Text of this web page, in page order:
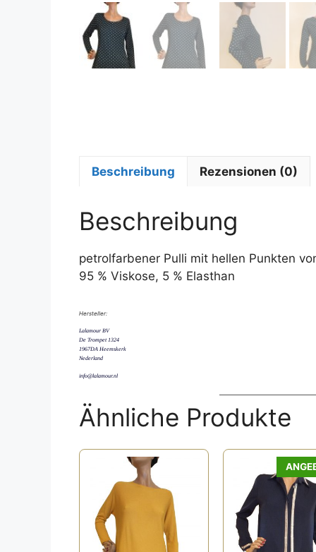
Beschreibung Rezensionen (0)
Beschreibung
petrolfarbener Pulli mit hellen Punkten
95 % Viskose, 5 % Elasthan
Hersteller:
Lalamour BV
De Trompet 1324
1967DA Heemskerk
Nederland
info@lalamour.nl
Ähnliche Produkte